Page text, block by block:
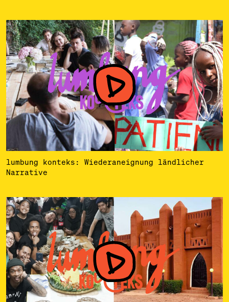
lumbung konteks: Wiederaneignung ländlicher
Narrative